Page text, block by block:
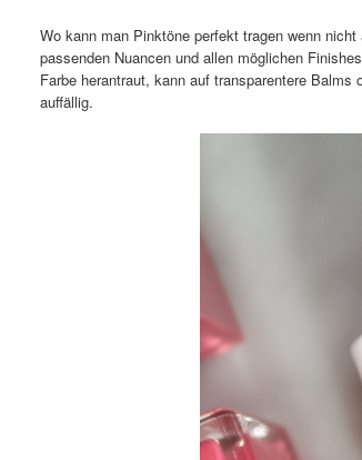
Wo kann man Pinktöne perfekt tragen wenn
passenden Nuancen und allen möglichen
Farbe herantraut, kann auf transparentere
auffällig.